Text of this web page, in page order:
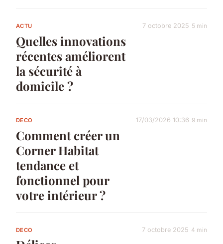
ACTU
Quelles innovations
récentes améliorent
la sécurité à
domicile ?
7 octobre 2025 5 min
DECO
Comment créer un
Corner Habitat
tendance et
fonctionnel pour
votre intérieur ?
17/03/2026 10:36 9 min
DECO 7 octobre 2025 4 min